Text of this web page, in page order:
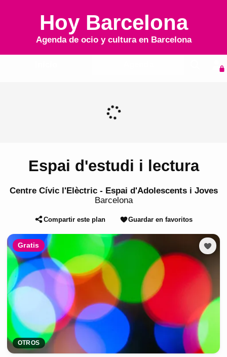
Hoy Barcelona
Agenda de ocio y cultura en Barcelona
Espai d'estudi i lectura
Centre Cívic l'Elèctric - Espai d'Adolescents i Joves
Barcelona
Compartir este plan Guardar en favoritos
Gratis
OTROS